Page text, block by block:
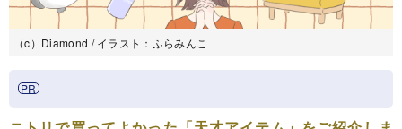
（c）Diamond / イラスト：ふらみんこ